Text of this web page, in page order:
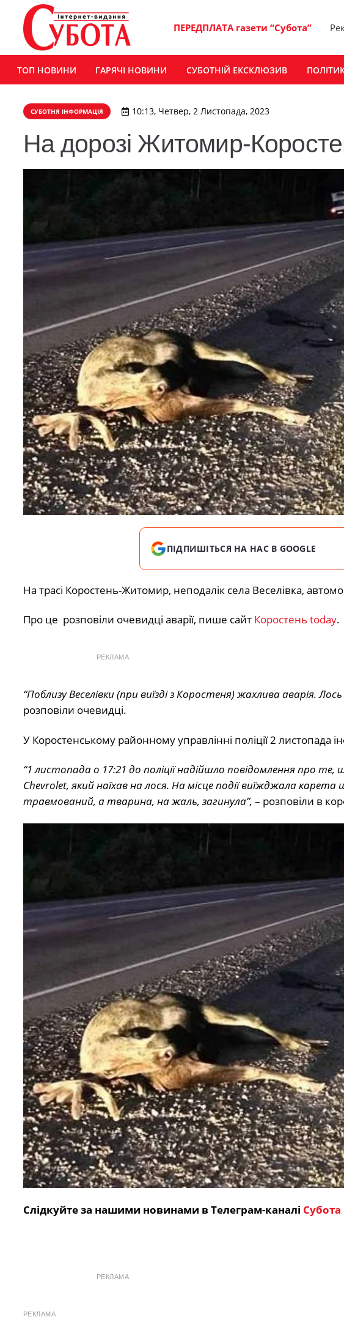
ПЕРЕДПЛАТА газети “Субота”
ТОП НОВИНИ ГАРЯЧІ НОВИНИ СУБОТНІЙ ЕКСКЛЮЗИВ
СУБОТНЯ ІНФОРМАЦІЯ 10:13, Четвер, 2 Листопада, 2023
На дорозі Житомир-
ПІДПИШІТЬСЯ НА НАС В GOOGLE
На трасі Коростень-Житомир, неподалік села Веселівка,
Про це розповіли очевидці аварії, пише сайт Коростень today.
РЕКЛАМА
“Поблизу Веселівки (при виїзді з Коростеня) жахлива аварія.
розповіли очевидці.
У Коростенському районному управлінні поліції 2 листопада
“1 листопада о 17:21 до поліції надійшло повідомлення про
Chevrolet, який наїхав на лося. На місце події виїжджала
травмований, а тварина, на жаль, загинула”, – розповіли в
Слідкуйте за нашими новинами в Телеграм-каналі
РЕКЛАМА
РЕКЛАМА